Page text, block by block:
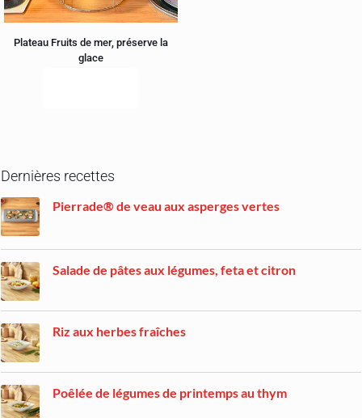
Plateau Fruits de mer, préserve la
glace
Dernières recettes
Pierrade® de veau aux asperges vertes
Salade de pâtes aux légumes, feta et citron
Riz aux herbes fraîches
Poêlée de légumes de printemps au thym